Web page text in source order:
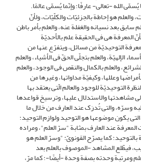
الله -تعالى- عارفًا؛ وإنّما یُسمّى عالمًا.
والعلم هو إحاطة بالجزئیّات والکلّیّات، ولأنّ
بعد نسیانه والغفلة عنه، والعلم بأمر باطن
المعرفة هی فی الحقیقة علم بالأحدیّة
التوحیدیّة من مسائل، ویتفرّع عنها من
الإلهیّة، والعلم بتجلّی الحقّ فی الأشیاء، والعلم
والعلم بالکمال والنقص فی الوجود، والعلم
وعللها، وکیفیّة مداواتها، وغیرها من
التوحیدیّة للوجود والعالم الّتی یعتقد بها
مشاهدتها والاستدلال علیها، وترسیخ قواعدها
وسرّه، والتی تُدرَک عند العارف من خلال ما
یکون موضوعها هو التوحید ولوازم التوحید؛
عند العارف بمثابة "سرّ العلم"، ومراده
بالتوحید؛ کما یصرّح القونویّ: "وسرّ العلم هو
فیطّلع المشاهد -الموصوف بالعلم بعد
ومرتبة وحدته بصفة وحدة -أیضًا-؛ کما مرّ،